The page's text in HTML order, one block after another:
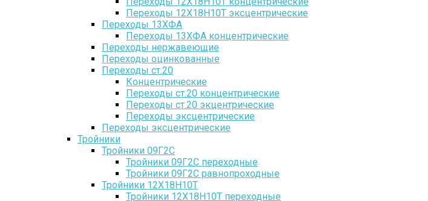
Переходы 12Х18Н10Т эксцентрические
Переходы 13ХФА
Переходы 13ХФА концентрические
Переходы нержавеющие
Переходы оцинкованные
Переходы ст.20
Концентрические
Переходы ст.20 концентрические
Переходы ст.20 экцентрические
Переходы эксцентрические
Переходы эксцентрические
Тройники
Тройники 09Г2С
Тройники 09Г2С переходные
Тройники 09Г2С равнопроходные
Тройники 12Х18Н10Т
Тройники 12Х18Н10Т переходные